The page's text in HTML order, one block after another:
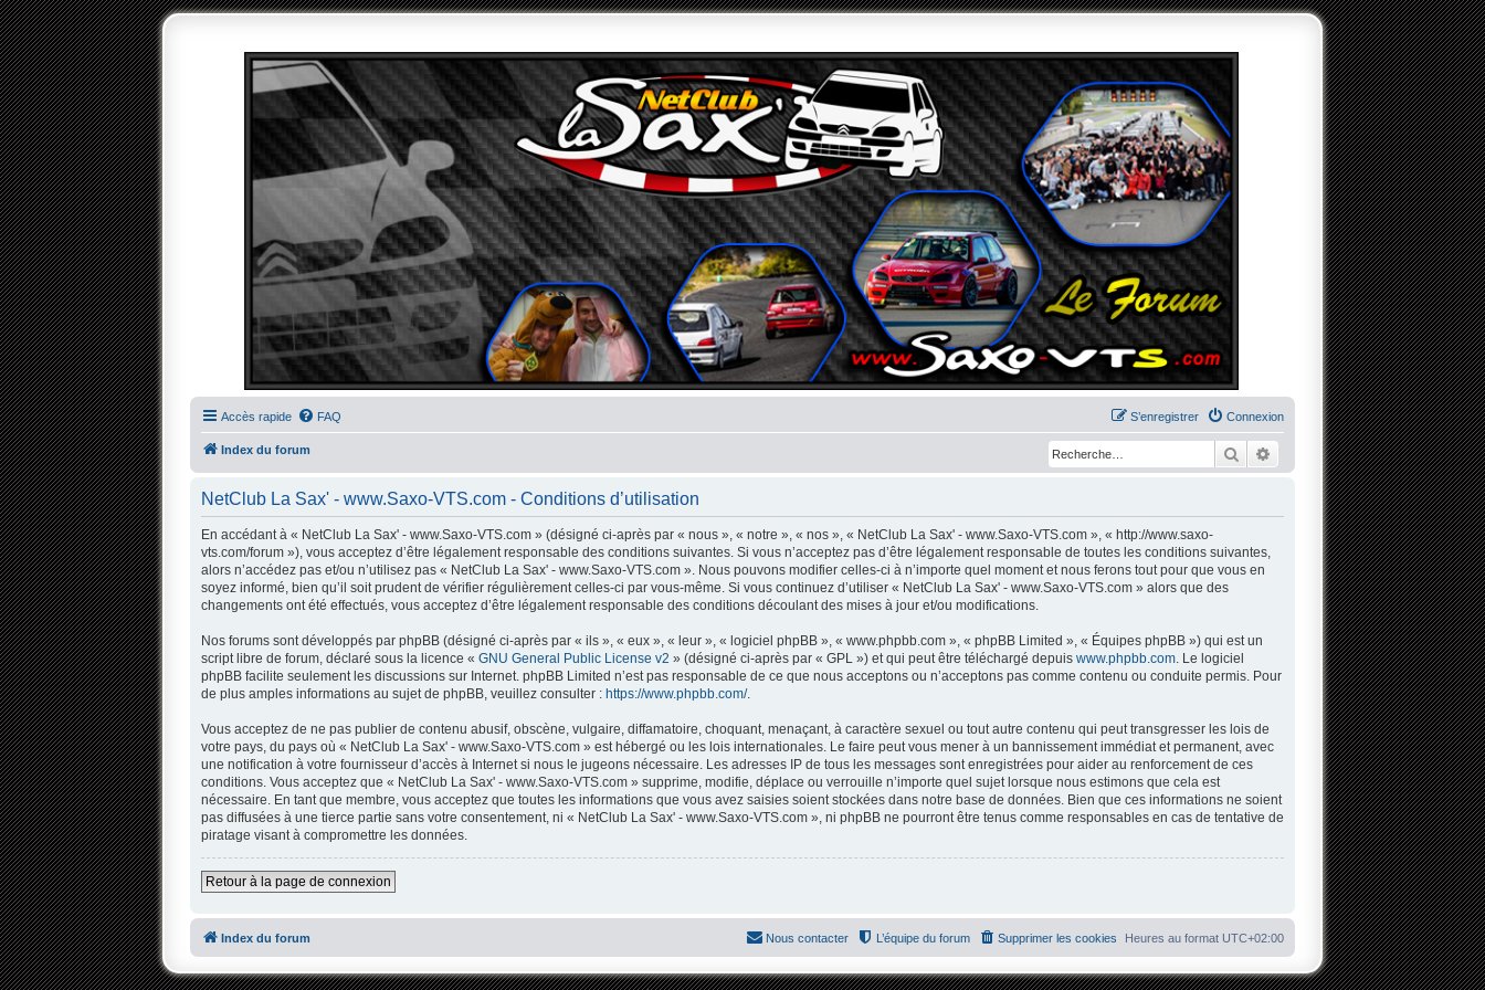
Accès rapide FAQ Connexion
S’enregistrer
Index du forum RechercherRecherche avancée
NetClub La Sax' - www.Saxo-VTS.com - Conditions d’utilisation
En accédant à « NetClub La Sax' - www.Saxo-VTS.com » (désigné ci-après par « nous », « notre », « nos », « NetClub La Sax' - www.Saxo-VTS.com », « http://www.saxo-
vts.com/forum »), vous acceptez d’être légalement responsable des conditions suivantes. Si vous n’acceptez pas d’être légalement responsable de toutes les conditions suivantes,
alors n’accédez pas et/ou n’utilisez pas « NetClub La Sax' - www.Saxo-VTS.com ». Nous pouvons modifier celles-ci à n’importe quel moment et nous ferons tout pour que vous en
soyez informé, bien qu’il soit prudent de vérifier régulièrement celles-ci par vous-même. Si vous continuez d’utiliser « NetClub La Sax' - www.Saxo-VTS.com » alors que des
changements ont été effectués, vous acceptez d’être légalement responsable des conditions découlant des mises à jour et/ou modifications.
Nos forums sont développés par phpBB (désigné ci-après par « ils », « eux », « leur », « logiciel phpBB », « www.phpbb.com », « phpBB Limited », « Équipes phpBB ») qui est un
script libre de forum, déclaré sous la licence « GNU General Public License v2 » (désigné ci-après par « GPL ») et qui peut être téléchargé depuis www.phpbb.com. Le logiciel
phpBB facilite seulement les discussions sur Internet. phpBB Limited n’est pas responsable de ce que nous acceptons ou n’acceptons pas comme contenu ou conduite permis. Pour
de plus amples informations au sujet de phpBB, veuillez consulter : https://www.phpbb.com/.
Vous acceptez de ne pas publier de contenu abusif, obscène, vulgaire, diffamatoire, choquant, menaçant, à caractère sexuel ou tout autre contenu qui peut transgresser les lois de
votre pays, du pays où « NetClub La Sax' - www.Saxo-VTS.com » est hébergé ou les lois internationales. Le faire peut vous mener à un bannissement immédiat et permanent, avec
une notification à votre fournisseur d’accès à Internet si nous le jugeons nécessaire. Les adresses IP de tous les messages sont enregistrées pour aider au renforcement de ces
conditions. Vous acceptez que « NetClub La Sax' - www.Saxo-VTS.com » supprime, modifie, déplace ou verrouille n’importe quel sujet lorsque nous estimons que cela est
nécessaire. En tant que membre, vous acceptez que toutes les informations que vous avez saisies soient stockées dans notre base de données. Bien que ces informations ne soient
pas diffusées à une tierce partie sans votre consentement, ni « NetClub La Sax' - www.Saxo-VTS.com », ni phpBB ne pourront être tenus comme responsables en cas de tentative de
piratage visant à compromettre les données.
Retour à la page de connexion
Index du forum Heures au format UTC+02:00
Supprimer les cookies
L’équipe du forum
Nous contacter